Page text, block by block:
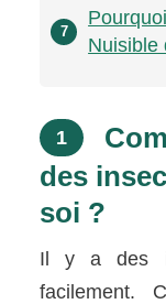
7
Nuisible
1
des
soi ?
Il y a des
facilement.